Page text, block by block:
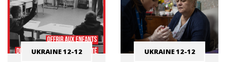
UKRAINE 12-12 UKRAINE 12-12